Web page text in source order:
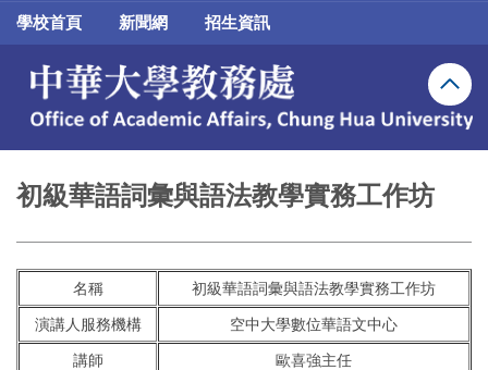
跳
區
學校首頁 新聞網 招生資訊
初級華語詞彙與語法教學實務工作坊
名稱 初級華語詞彙與語法教學實務工作坊
演講人服務機構 空中大學數位華語文中心
講師 歐喜強主任